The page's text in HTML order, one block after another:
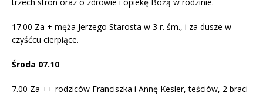
17.00 Za + męża Jerzego Starosta w 3 r. śm., i za dusze w
czyśćcu cierpiące.
Środa 07.10
7.00 Za ++ rodziców Franciszka i Annę Kesler, teściów, 2 braci